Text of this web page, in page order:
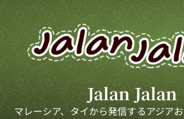
Jalan Jalan
マレーシア、タイから発信するアジア